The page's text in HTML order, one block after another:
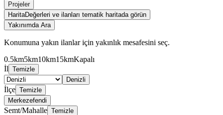
Projeler
HaritaDeğerleri ve ilanları tematik haritada görün
Yakınımda Ara
Konumuna yakın ilanlar için yakınlık mesafesini seç.
0.5km5km10km15kmKapalı
İl Temizle
Denizli
İlçe Temizle
Merkezefendi
Semt/Mahalle Temizle